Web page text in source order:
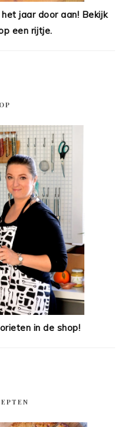
jaar door aan! Bekijk
een rijtje.
in de shop!